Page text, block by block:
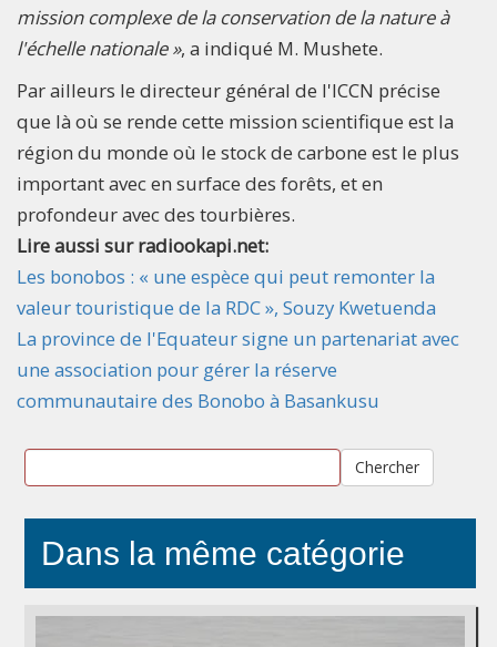
mission complexe de la conservation de la nature à
l'échelle nationale », a indiqué M. Mushete.
Par ailleurs le directeur général de l'ICCN précise
que là où se rende cette mission scientifique est la
région du monde où le stock de carbone est le plus
important avec en surface des forêts, et en
profondeur avec des tourbières.
Lire aussi sur radiookapi.net:
Les bonobos : « une espèce qui peut remonter la
valeur touristique de la RDC », Souzy Kwetuenda
La province de l'Equateur signe un partenariat avec
une association pour gérer la réserve
communautaire des Bonobo à Basankusu
Chercher
Dans la même catégorie